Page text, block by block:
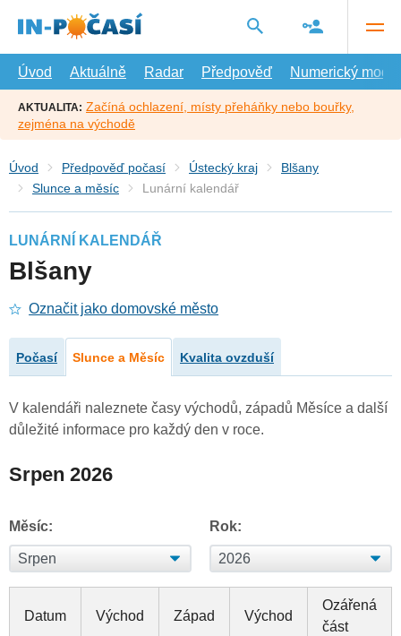
hlavní
Úvod
Aktuálně Radar Předpověď Numerický model
AKTUALITA: Začíná ochlazení, místy přeháňky nebo bouřky,
zejména na východě
Úvod Předpověď počasí Ústecký kraj
Blšany
Slunce a měsíc
Lunární kalendář
LUNÁRNÍ KALENDÁŘ
Blšany
Označit jako domovské město
Počasí Slunce a Měsíc Kvalita ovzduší
V kalendáři naleznete časy východů, západů Měsíce a další
důležité informace pro každý den v roce.
Srpen 2026
Měsíc: Rok:
Datum Východ Západ Východ
Ozářená
část